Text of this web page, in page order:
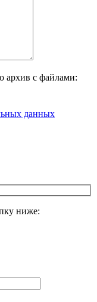
архив с файлами:
данных
ниже: